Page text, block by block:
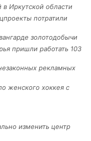
Иркутской области
потратили
золотодобычи
пришли работать 103
рекламных
женского хоккея с
изменить центр